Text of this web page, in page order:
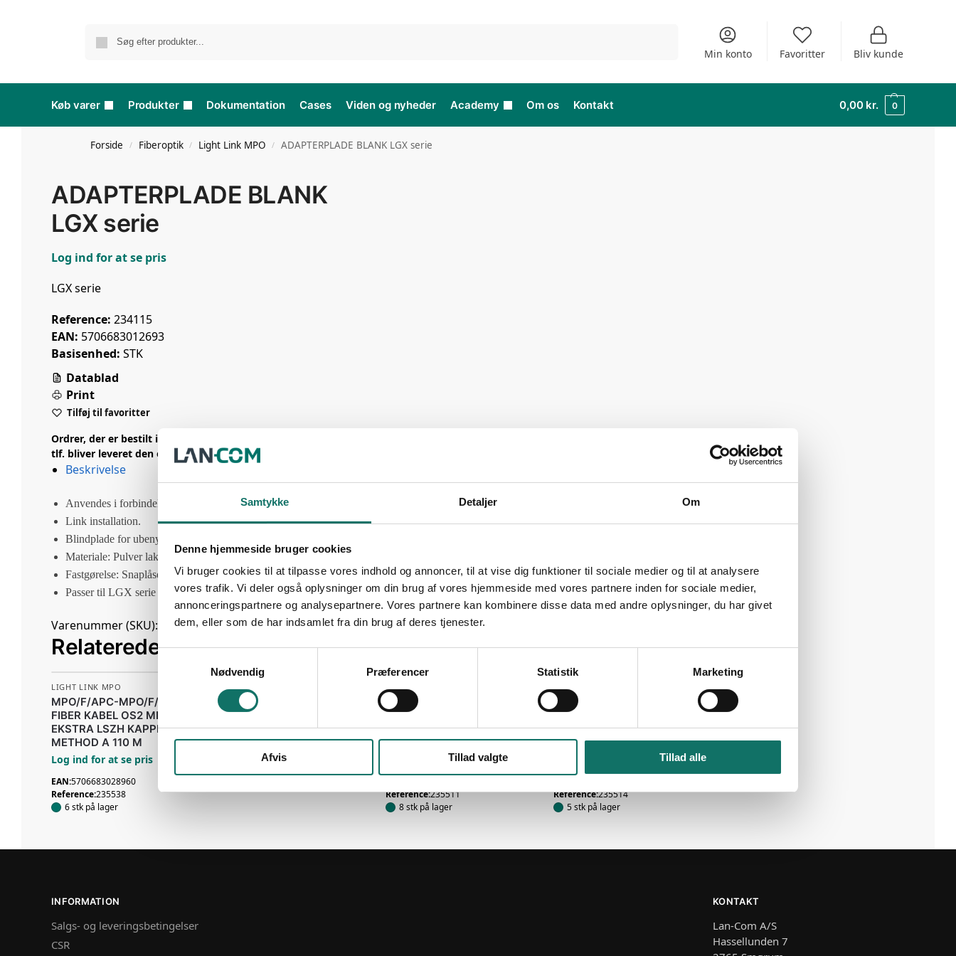
Samtykke Detaljer Om
Denne hjemmeside bruger cookies
Vi bruger cookies til at tilpasse vores indhold og annoncer, til at vise dig funktioner til sociale medier og til at analysere
vores trafik. Vi deler også oplysninger om din brug af vores hjemmeside med vores partnere inden for sociale medier,
annonceringspartnere og analysepartnere. Vores partnere kan kombinere disse data med andre oplysninger, du har givet
dem, eller som de har indsamlet fra din brug af deres tjenester.
S
y
v
Nødvendig Præferencer Statistik Marketing
Afvis Tillad valgte Tillad alle
Min konto Favoritter Bliv kunde
Køb varer Produkter Dokumentation Cases Viden og nyheder Academy Om os Kontakt 0,00 kr. 0
Forside / Fiberoptik / Light Link MPO / ADAPTERPLADE BLANK LGX serie
ADAPTERPLADE BLANK
LGX serie
Log ind for at se pris
LGX serie
Reference: 234115
EAN: 5706683012693
Basisenhed: STK
Datablad
Print
Tilføj til favoritter
Ordrer, der er bestilt inden kl. 14.00 på webshop, mail eller
tlf. bliver leveret den efterfølgende hverdag.
Beskrivelse
Anvendes i forbindelse med MPO Light.
Link installation.
Blindplade for ubenyttede porte.
Materiale: Pulver lakeret stål
Fastgørelse: Snaplåse
Passer til LGX serie
Varenummer (SKU): 234115 Kategori:Light Link MPO
Relaterede varer
LIGHT LINK MPO
MPO/F/APC-MPO/F/APC 12
FIBER KABEL OS2 MED
EKSTRA LSZH KAPPE
METHOD A 110 M
Log ind for at se pris
EAN:5706683028960
Reference:235538
6 stk på lager
LIGHT LINK MPO
LIGHT LINK 12XOM2 MPO-
MPO 200M LSZH
Log ind for at se pris
5706683012396
LIGHT LINK MPO
MPO/F/APC-MPO/F/APC 12
FIBER PATCH KABEL OS2
LOW LOSS LSZH METHOD
A 20 M
Log ind for at se pris
Reference:235511
8 stk på lager
LIGHT LINK MPO
MPO/F/APC-MPO/F/APC 12
FIBER KABEL OS2 EKSTRA
LSZH KAPPE METHOD A 30
M
Reference:235514
5 stk på lager
INFORMATION
Salgs- og leveringsbetingelser
CSR
KONTAKT
Lan-Com A/S
Hassellunden 7